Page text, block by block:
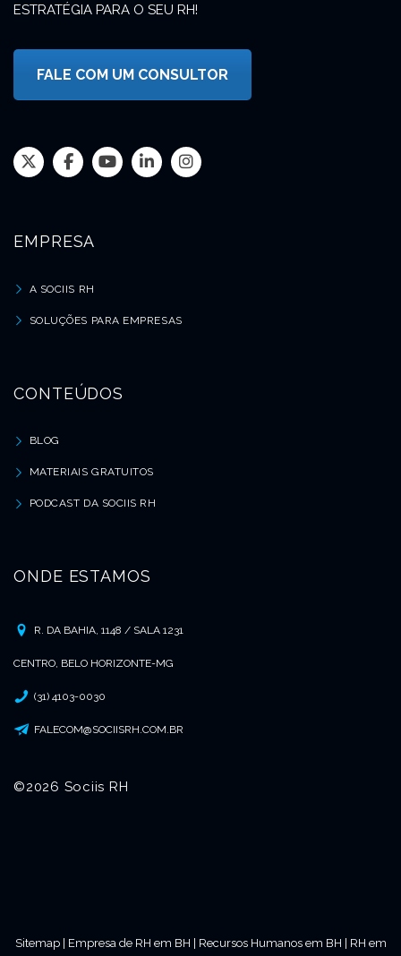
ESTRATÉGIA PARA O SEU RH!
FALE COM UM CONSULTOR
EMPRESA
A SOCIIS RH
SOLUÇÕES PARA EMPRESAS
CONTEÚDOS
BLOG
MATERIAIS GRATUITOS
PODCAST DA SOCIIS RH
ONDE ESTAMOS
R. DA BAHIA, 1148 / SALA 1231
CENTRO, BELO HORIZONTE-MG
(31) 4103-0030
FALECOM@SOCIISRH.COM.BR
©2026 Sociis RH
Sitemap| Empresa de RH em BH Recursos Humanos em BH RH em